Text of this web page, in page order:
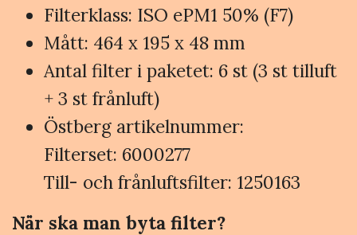
Filterklass: ISO ePM1 50% (F7)
Mått: 464 x 195 x 48 mm
Antal filter i paketet: 6 st (3 st tilluft
+ 3 st frånluft)
Östberg artikelnummer:
Filterset: 6000277
Till- och frånluftsfilter: 1250163
När ska man byta filter?